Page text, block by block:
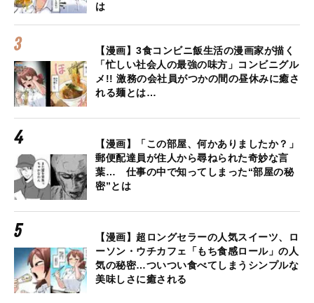
は
【漫画】3食コンビニ飯生活の漫画家が描く
「忙しい社会人の最強の味方」コンビニグル
メ!! 激務の会社員がつかの間の昼休みに癒さ
れる麺とは…
【漫画】「この部屋、何かありましたか？」
郵便配達員が住人から尋ねられた奇妙な言
葉… 仕事の中で知ってしまった“部屋の秘
密”とは
【漫画】超ロングセラーの人気スイーツ、ロ
ーソン・ウチカフェ「もち食感ロール」の人
気の秘密…ついつい食べてしまうシンプルな
美味しさに癒される